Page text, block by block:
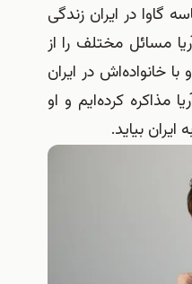
گاوا در ایران زندگی
مسائل مختلف را از
با خانواده‌اش در ایران
مذاکره کرده‌ایم و او
بیاید.